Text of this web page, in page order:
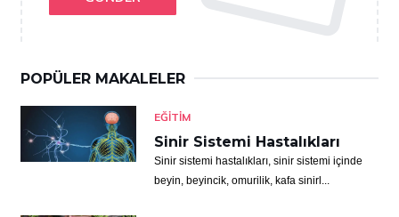
POPÜLER MAKALELER
EĞITIM
Sinir Sistemi Hastalıkları
Sinir sistemi hastalıkları, sinir sistemi içinde
beyin, beyincik, omurilik, kafa sinirl...